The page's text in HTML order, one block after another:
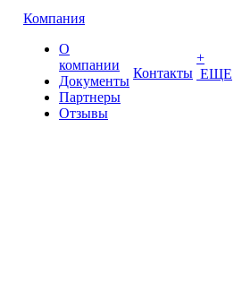
Компания
О
компании
Документы
Партнеры
Отзывы
Контакты
+
ЕЩЕ